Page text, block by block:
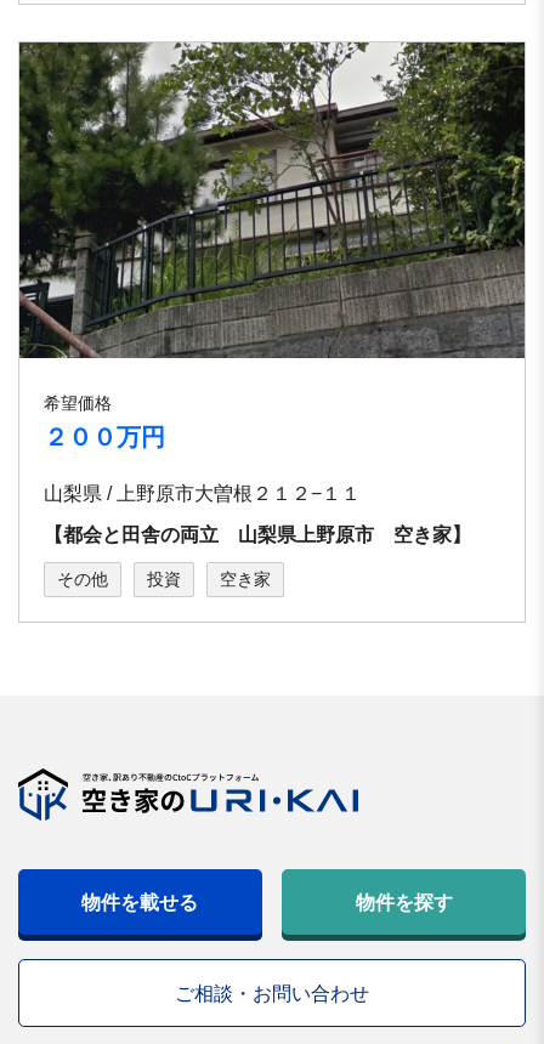
希望価格
２００万円
山梨県 / 上野原市大曽根２１２−１１
【都会と田舎の両立 山梨県上野原市 空き家】
その他 投資 空き家
物件を載せる 物件を探す
ご相談・お問い合わせ